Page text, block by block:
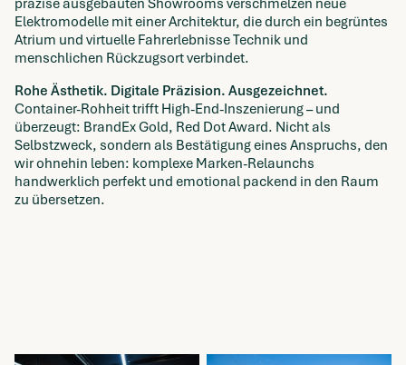
Elektromodelle mit einer Architektur, die durch ein begrüntes
Atrium und virtuelle Fahrerlebnisse Technik und
menschlichen Rückzugsort verbindet.
Rohe Ästhetik. Digitale Präzision. Ausgezeichnet.
Container-Rohheit trifft High-End-Inszenierung – und
überzeugt: BrandEx Gold, Red Dot Award. Nicht als
Selbstzweck, sondern als Bestätigung eines Anspruchs, den
wir ohnehin leben: komplexe Marken-Relaunchs
handwerklich perfekt und emotional packend in den Raum
zu übersetzen.